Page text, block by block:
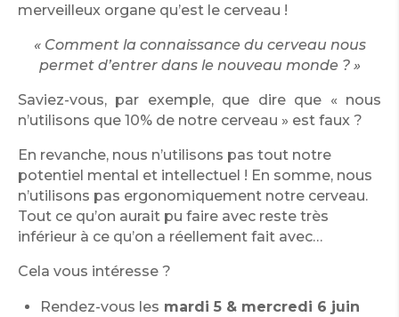
merveilleux organe qu’est le cerveau !
« Comment la connaissance du cerveau nous
permet d’entrer dans le nouveau monde ? »
Saviez-vous, par exemple, que dire que « nous
n’utilisons que 10% de notre cerveau » est faux ?
En revanche, nous n’utilisons pas tout notre
potentiel mental et intellectuel ! En somme, nous
n’utilisons pas ergonomiquement notre cerveau.
Tout ce qu’on aurait pu faire avec reste très
inférieur à ce qu’on a réellement fait avec…
Cela vous intéresse ?
Rendez-vous les mardi 5 & mercredi 6 juin